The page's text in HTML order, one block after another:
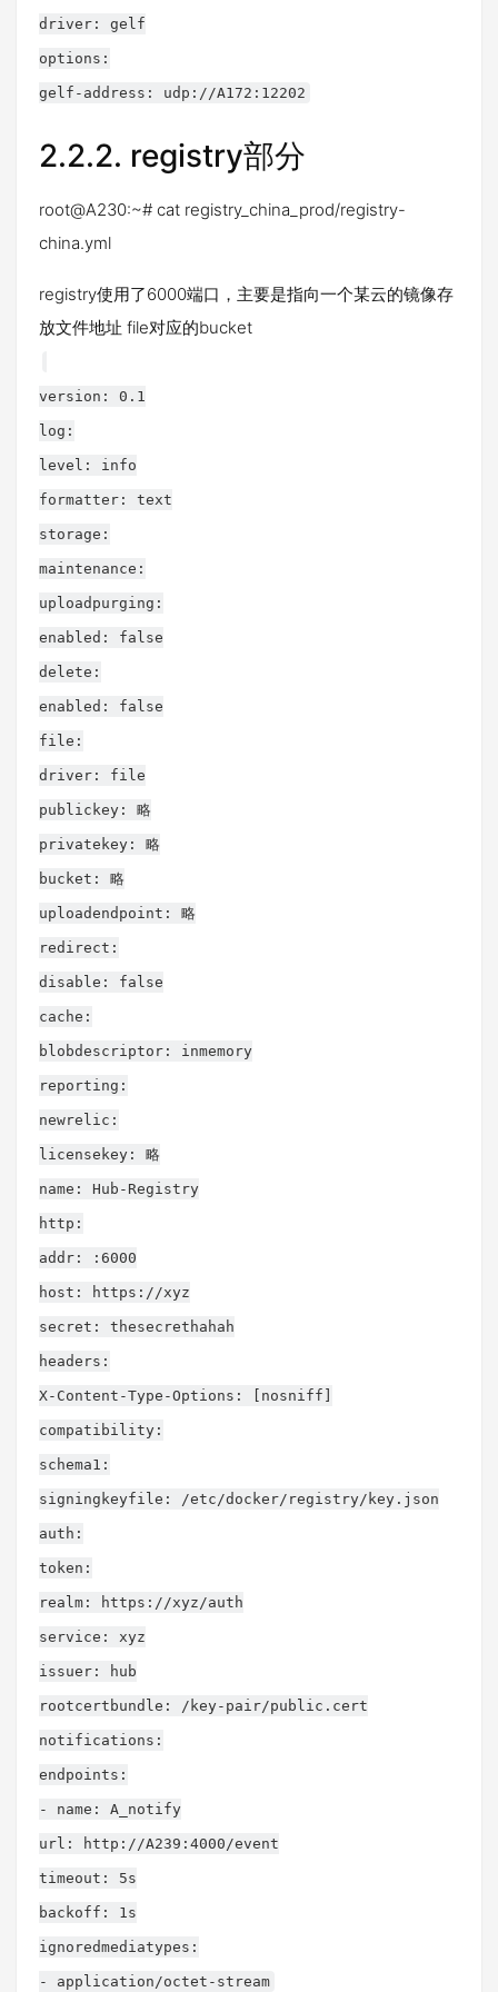
driver: gelf
options:
gelf-address: udp://A172:12202
2.2.2. registry部分
root@A230:~# cat registry_china_prod/registry-
china.yml
registry使用了6000端口，主要是指向一个某云的镜像存
放文件地址 file对应的bucket
version: 0.1
log:
level: info
formatter: text
storage:
maintenance:
uploadpurging:
enabled: false
delete:
enabled: false
file:
driver: file
publickey: 略
privatekey: 略
bucket: 略
uploadendpoint: 略
redirect:
disable: false
cache:
blobdescriptor: inmemory
reporting:
newrelic:
licensekey: 略
name: Hub-Registry
http:
addr: :6000
host: https://xyz
secret: thesecrethahah
headers:
X-Content-Type-Options: [nosniff]
compatibility:
schema1:
signingkeyfile: /etc/docker/registry/key.json
auth:
token:
realm: https://xyz/auth
service: xyz
issuer: hub
rootcertbundle: /key-pair/public.cert
notifications:
endpoints:
- name: A_notify
url: http://A239:4000/event
timeout: 5s
backoff: 1s
ignoredmediatypes:
- application/octet-stream